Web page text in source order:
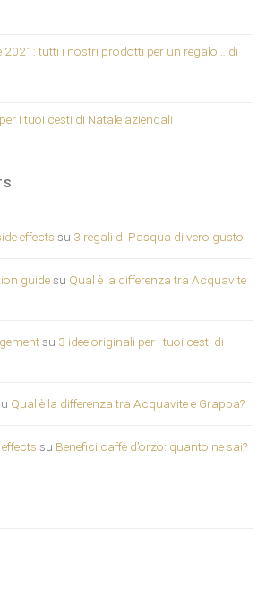
2021: tutti i nostri prodotti per un regalo… di
i tuoi cesti di Natale aziendali
effects su 3 regali di Pasqua di vero gusto
guidesu Qual è la differenza tra Acquavite
su 3 idee originali per i tuoi cesti di
Qual è la differenza tra Acquavite e Grappa?
su Benefici caffè d’orzo: quanto ne sai?